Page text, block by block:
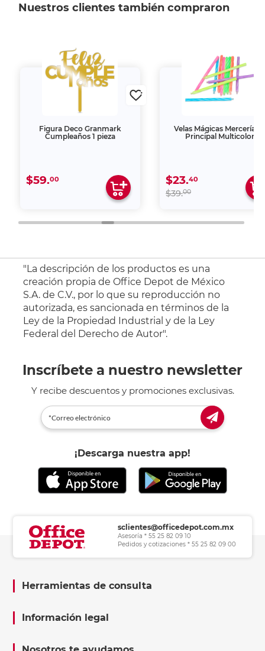
Nuestros clientes también compraron
Figura Deco Granmark
Cumpleaños 1 pieza
$59.00
Velas Mágicas Mercería La
Principal Multicolor
$23.40
$39.00
"La descripción de los productos es una
creación propia de Office Depot de México
S.A. de C.V., por lo que su reproducción no
autorizada, es sancionada en términos de la
Ley de la Propiedad Industrial y de la Ley
Federal del Derecho de Autor".
Inscríbete a nuestro newsletter
Y recibe descuentos y promociones exclusivas.
¡Descarga nuestra app!
sclientes@officedepot.com.mx
Asesoría * 55 25 82 09 10
Pedidos y cotizaciones * 55 25 82 09 00
Herramientas de consulta
Información legal